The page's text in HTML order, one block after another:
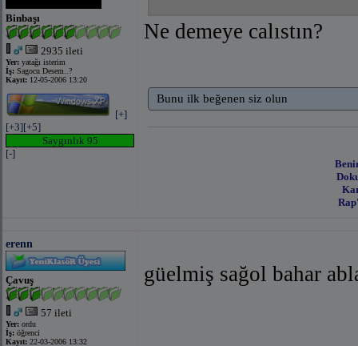
Binbaşı
2935 ileti
Yer: yatağı isterim
İş: Sagocu Desem..?
Kayıt: 12-05-2006 13:20
[+]
[+3][+5]
Saygınlık 95
[-]
Ne demeye calıstın?
Bunu ilk beğenen siz olun
erenn
Çavuş
57 ileti
Yer: ordu
İş: öğrenci
Kayıt: 22-03-2006 13:32
güelmiş sağol bahar